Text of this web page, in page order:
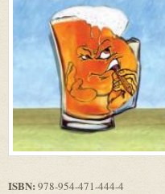
ISBN: 978-954-471-444-4